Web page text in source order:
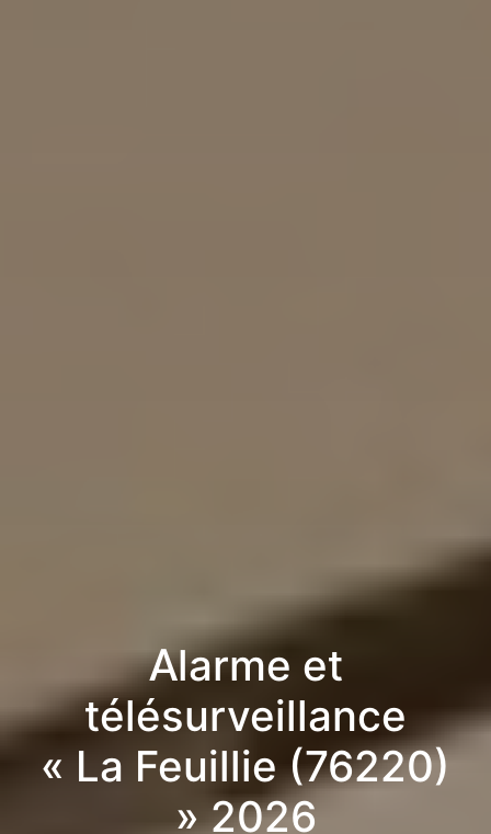
Alarme et
télésurveillance
« La Feuillie (76220)
» 2026